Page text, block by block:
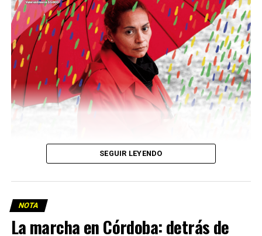
Descargar la Mu en PDF
SEGUIR LEYENDO
NOTA
La marcha en Córdoba: detrás de